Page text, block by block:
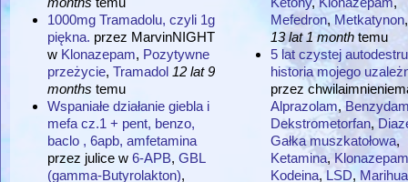
1000mg Tramadolu, czyli 1g
piękna. przez MarvinNIGHT
w Klonazepam, Pozytywne
przeżycie, Tramadol 12 lat 9
months temu
Wspaniałe działanie giebla i
mefa cz.1 + pent, benzo,
baclo , 6apb, amfetamina
przez julice w 6-APB, GBL
(gamma-Butyrolakton),
Mefedron, Metkatynon
13 lat 1 monthtemu
5 lat czystej
historia mojego
przez
Alprazolam,
Dekstrometorfan,
Gałka muszkatołowa,
Ketamina, Klonazepam
Kodeina,LSD,